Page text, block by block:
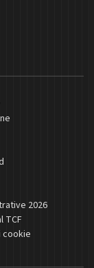
2026
TCF
cookie